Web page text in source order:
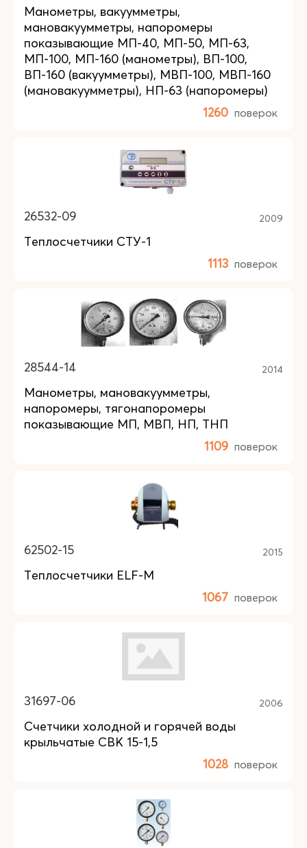
Манометры, вакуумметры,
мановакуумметры, напоромеры
показывающие МП-40, МП-50, МП-63,
МП-100, МП-160 (манометры), ВП-100,
ВП-160 (вакуумметры), МВП-100, МВП-160
(мановакуумметры), НП-63 (напоромеры)
1260 поверок
26532-09 2009
Теплосчетчики СТУ-1
1113 поверок
28544-14 2014
Манометры, мановакуумметры,
напоромеры, тягонапоромеры
показывающие МП, МВП, НП, ТНП
1109 поверок
62502-15 2015
Теплосчетчики ELF-M
1067 поверок
31697-06 2006
Счетчики холодной и горячей воды
крыльчатые СВК 15-1,5
1028 поверок